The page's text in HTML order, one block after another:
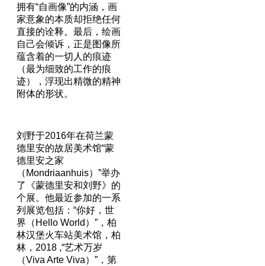
拥有“自画像”的内涵，画
家意象的本质却拒绝任何
直接的诠释。最后，绘画
自己会倾诉，正是图像所
蕴含着的一切人的痕迹
（最为细致的工作的痕
迹），浮现出精微的精神
附体的形状。
刘野于2016年在荷兰蒙
德里安的故居美术馆“蒙
德里安之家
（Mondriaanhuis）”举办
了《蒙德里安和刘野》的
个展。他最近参加的一系
列展览包括：“你好，世
界（Hello World）”，柏
林汉堡火车站美术馆，柏
林，2018 ,“艺术万岁
（Viva Arte Viva）”，第